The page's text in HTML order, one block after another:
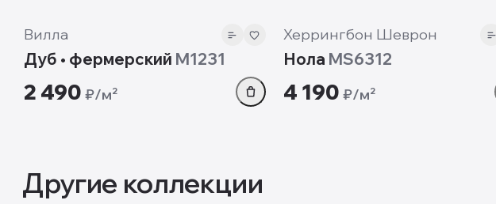
Вилла
Дуб • фермерский M1231
2 490 ₽/м²
Херрингбон Шеврон
Нола MS6312
4 190 ₽/м²
Другие коллекции